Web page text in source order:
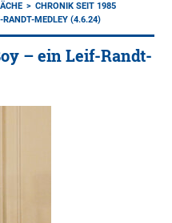
CHRONIK SEIT 1985
RANDT-MEDLEY (4.6.24)
– ein Leif-Randt-